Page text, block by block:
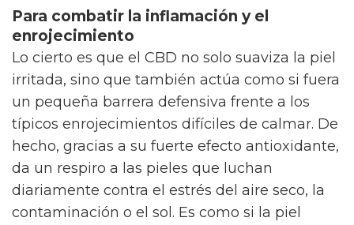
Para combatir la inflamación y el
enrojecimiento
Lo cierto es que el CBD no solo suaviza la piel
irritada, sino que también actúa como si fuera
un pequeña barrera defensiva frente a los
típicos enrojecimientos difíciles de calmar. De
hecho, gracias a su fuerte efecto antioxidante,
da un respiro a las pieles que luchan
diariamente contra el estrés del aire seco, la
contaminación o el sol. Es como si la piel